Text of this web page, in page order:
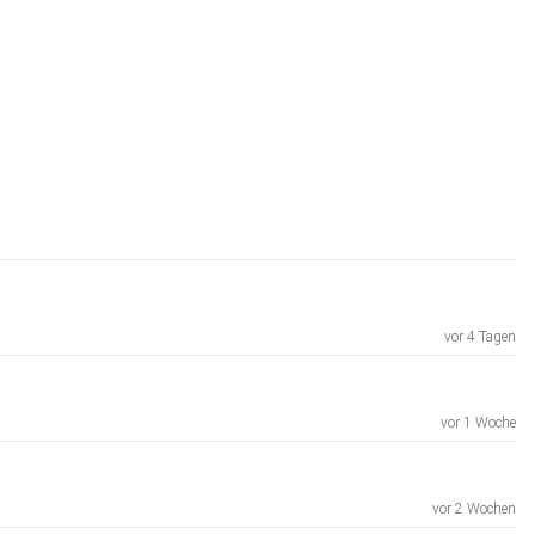
vor 4 Tagen
vor 1 Woche
vor 2 Wochen